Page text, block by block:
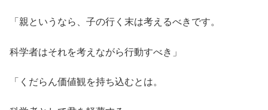
「親というなら、子の行く末は考えるべきです。
科学者はそれを考えながら行動すべき」
「くだらん価値観を持ち込むとは。